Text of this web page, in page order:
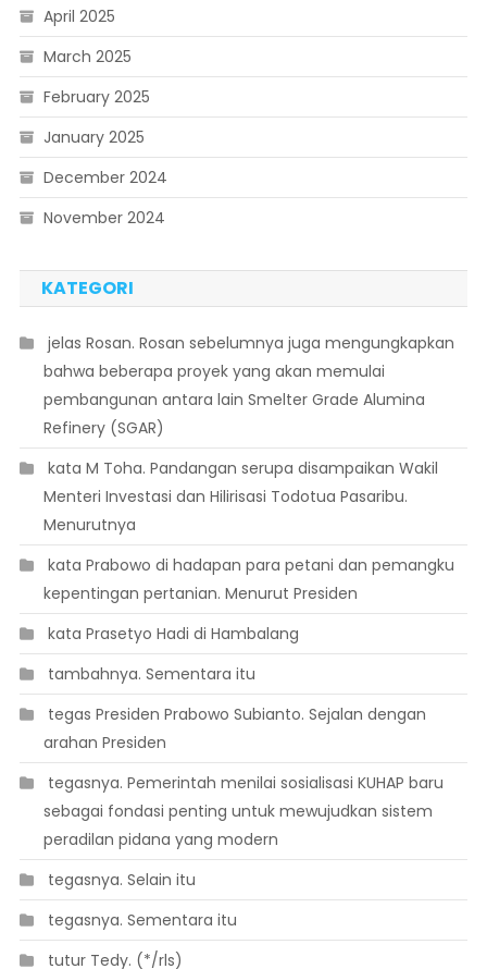
April 2025
March 2025
February 2025
January 2025
December 2024
November 2024
KATEGORI
 jelas Rosan. Rosan sebelumnya juga mengungkapkan
bahwa beberapa proyek yang akan memulai
pembangunan antara lain Smelter Grade Alumina
Refinery (SGAR)
 kata M Toha. Pandangan serupa disampaikan Wakil
Menteri Investasi dan Hilirisasi Todotua Pasaribu.
Menurutnya
 kata Prabowo di hadapan para petani dan pemangku
kepentingan pertanian. Menurut Presiden
 kata Prasetyo Hadi di Hambalang
 tambahnya. Sementara itu
 tegas Presiden Prabowo Subianto. Sejalan dengan
arahan Presiden
 tegasnya. Pemerintah menilai sosialisasi KUHAP baru
sebagai fondasi penting untuk mewujudkan sistem
peradilan pidana yang modern
 tegasnya. Selain itu
 tegasnya. Sementara itu
 tutur Tedy. (*/rls)